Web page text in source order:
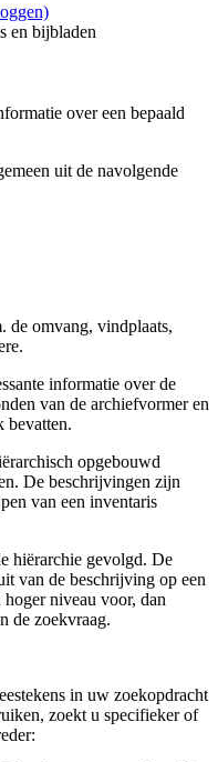
en bijbladen
over een bepaald
uit de navolgende
de omvang, vindplaats,
informatie over de
van de archiefvormer en
bevatten.
opgebouwd
De beschrijvingen zijn
van een inventaris
hiërarchie gevolgd. De
van de beschrijving op een
niveau voor, dan
de zoekvraag.
in uw zoekopdracht
zoekt u specifieker of